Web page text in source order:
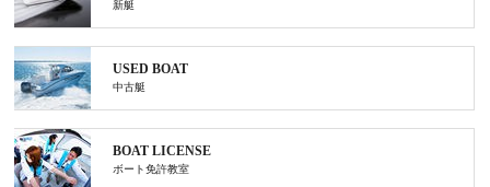
新艇
USED BOAT
中古艇
BOAT LICENSE
ボート免許教室